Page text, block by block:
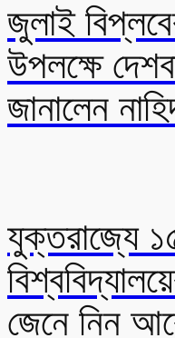
জুলাই
উপলক্ষে
জানালেন
যুক্তরাজ্যে
জেনে নিন